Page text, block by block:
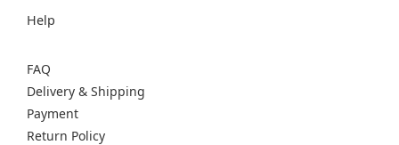
Help
FAQ
Delivery & Shipping
Payment
Return Policy